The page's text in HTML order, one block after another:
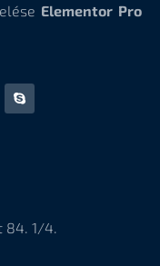
Elementor Pro
1/4.